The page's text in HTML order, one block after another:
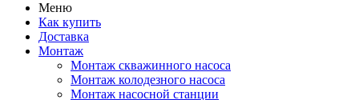
Меню
Как купить
Доставка
Монтаж
Монтаж скважинного насоса
Монтаж колодезного насоса
Монтаж насосной станции